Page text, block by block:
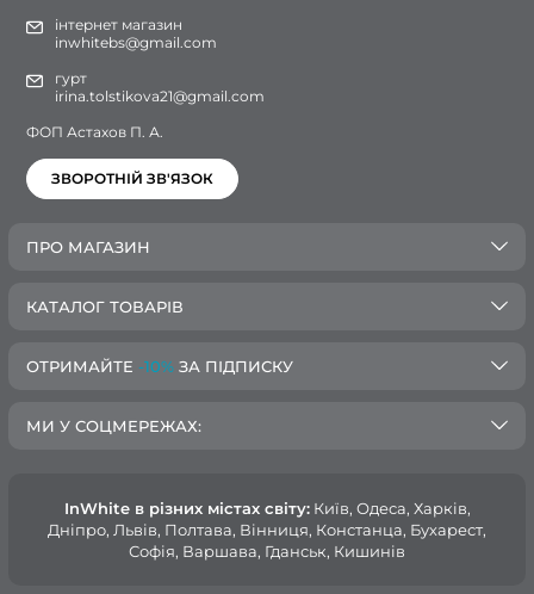
інтернет магазин
inwhitebs@gmail.com
гурт
irina.tolstikova21@gmail.com
ФОП Астахов П. А.
ЗВОРОТНІЙ ЗВ'ЯЗОК
ПРО МАГАЗИН
КАТАЛОГ ТОВАРІВ
ОТРИМАЙТЕ -10% ЗА ПІДПИСКУ
МИ У СОЦМЕРЕЖАХ:
InWhite в різних містах світу:Київ, Одеса, Харків,
Дніпро, Львів, Полтава, Вінниця, Констанца, Бухарест,
Софія, Варшава, Гданськ, Кишинів